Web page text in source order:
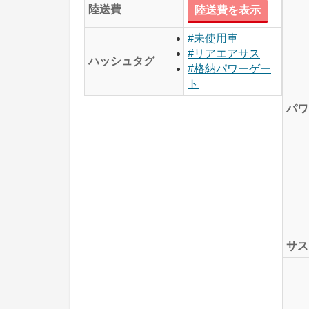
陸送費 陸送費を表示
ハッシュタグ
#未使用車
#リアエアサス
#格納パワーゲー
ト
パ
サス